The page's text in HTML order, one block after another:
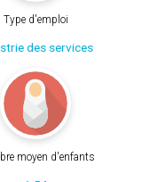
Type d'emploi
des services
moyen d'enfants